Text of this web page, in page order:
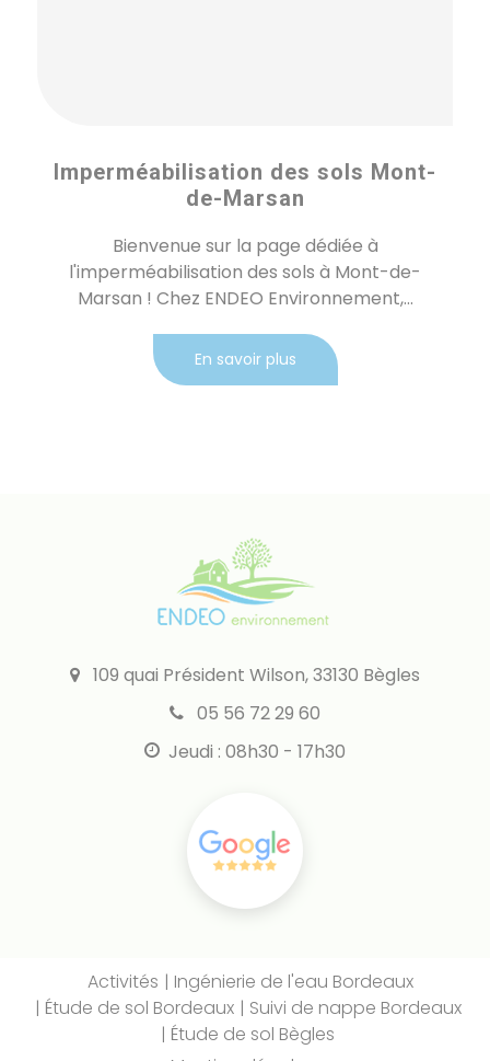
Imperméabilisation des sols Mont-
de-Marsan
Bienvenue sur la page dédiée à
l'imperméabilisation des sols à Mont-de-
Marsan ! Chez ENDEO Environnement,...
En savoir plus
109 quai Président Wilson, 33130 Bègles
05 56 72 29 60
Jeudi : 08h30 - 17h30
Activités
Ingénierie de l'eau Bordeaux
Étude de sol Bordeaux
Suivi de nappe Bordeaux
Étude de sol Bègles